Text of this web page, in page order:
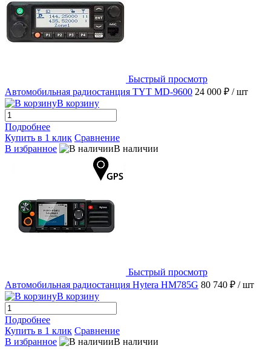
Быстрый просмотр
Автомобильная радиостанция TYT MD-9600 24 000 ₽ / шт
В корзину
Подробнее
Купить в 1 клик Сравнение
В избранное
В наличии
Быстрый просмотр
Автомобильная радиостанция Hytera HM785G 80 740 ₽ / шт
В корзину
Подробнее
Купить в 1 клик Сравнение
В избранное
В наличии